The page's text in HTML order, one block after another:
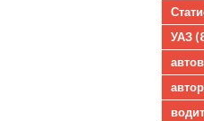
УАЗ